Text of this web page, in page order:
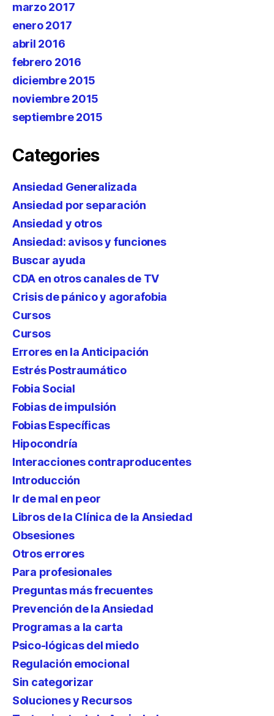
marzo 2017
enero 2017
abril 2016
febrero 2016
diciembre 2015
noviembre 2015
septiembre 2015
Categories
Ansiedad Generalizada
Ansiedad por separación
Ansiedad y otros
Ansiedad: avisos y funciones
Buscar ayuda
CDA en otros canales de TV
Crisis de pánico y agorafobia
Cursos
Cursos
Errores en la Anticipación
Estrés Postraumático
Fobia Social
Fobias de impulsión
Fobias Específicas
Hipocondría
Interacciones contraproducentes
Introducción
Ir de mal en peor
Libros de la Clínica de la Ansiedad
Obsesiones
Otros errores
Para profesionales
Preguntas más frecuentes
Prevención de la Ansiedad
Programas a la carta
Psico-lógicas del miedo
Regulación emocional
Sin categorizar
Soluciones y Recursos